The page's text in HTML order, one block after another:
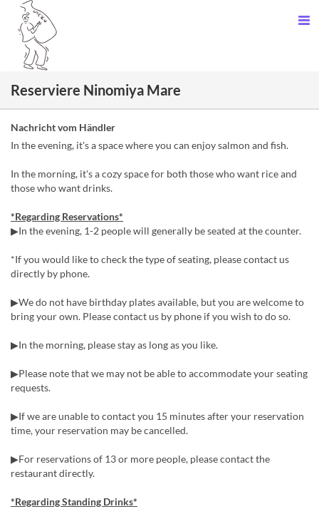
Reserviere Ninomiya Mare
Nachricht vom Händler
In the evening, it's a space where you can enjoy salmon and fish.
In the morning, it's a cozy space for both those who want rice and
those who want drinks.
*Regarding Reservations*
▶In the evening, 1-2 people will generally be seated at the counter.
*If you would like to check the type of seating, please contact us
directly by phone.
▶We do not have birthday plates available, but you are welcome to
bring your own. Please contact us by phone if you wish to do so.
▶In the morning, please stay as long as you like.
▶Please note that we may not be able to accommodate your seating
requests.
▶If we are unable to contact you 15 minutes after your reservation
time, your reservation may be cancelled.
▶For reservations of 13 or more people, please contact the
restaurant directly.
*Regarding Standing Drinks*